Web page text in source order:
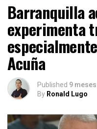
Barranquilla
experimenta
Acuña
Published 9
By Ronald Lugo